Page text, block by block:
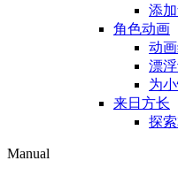
添
角色动画
动
漂
为
来日方长
探
Manual